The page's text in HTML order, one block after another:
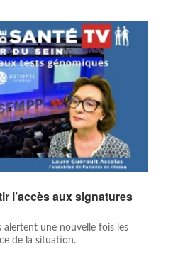
l’accès aux signatures
alertent une nouvelle fois les
de la situation.